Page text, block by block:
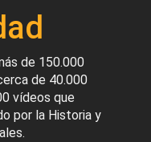
de 150.000
de 40.000
vídeos que
por la Historia y